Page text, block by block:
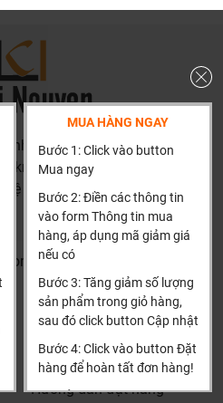
MUA HÀNG NGAY
Bước 1: Click vào button
Mua ngay
Bước 2: Điền các thông tin
vào form Thông tin mua
hàng, áp dụng mã giảm giá
nếu có
Bước 3: Tăng giảm số lượng
sản phẩm trong giỏ hàng,
sau đó click button Cập nhật
Bước 4: Click vào button Đặt
hàng để hoàn tất đơn hàng!
Xin cảm ơn khách hàng!!!
Di Trạch, Hoài Đức, Hà Nội
1 km)
hệ hotline để được hướng dẫn
Thông tin thêm
Hướng dẫn mua hàng
Hướng dẫn đặt hàng